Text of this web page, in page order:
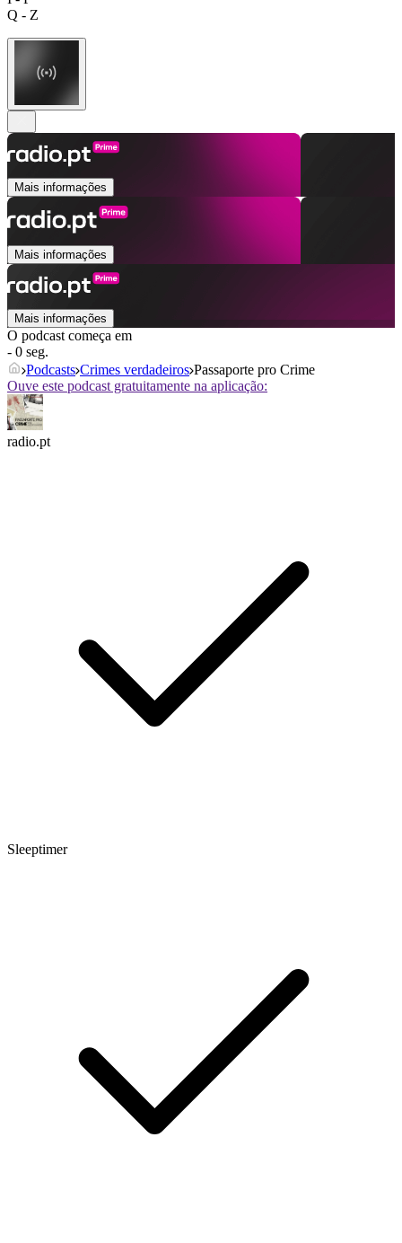
Q - Z
Mais informações
Mais informações
Mais informações
O podcast começa em
- 0 seg.
Podcasts Crimes verdadeiros Passaporte pro Crime
Ouve este podcast gratuitamente na aplicação:
radio.pt
Sleeptimer